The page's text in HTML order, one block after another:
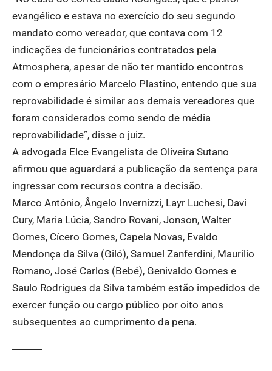
evangélico e estava no exercício do seu segundo
mandato como vereador, que contava com 12
indicações de funcionários contratados pela
Atmosphera, apesar de não ter mantido encontros
com o empresário Marcelo Plastino, entendo que sua
reprovabilidade é similar aos demais vereadores que
foram considerados como sendo de média
reprovabilidade”, disse o juiz.
A advogada Elce Evangelista de Oliveira Sutano
afirmou que aguardará a publicação da sentença para
ingressar com recursos contra a decisão.
Marco Antônio, Ângelo Invernizzi, Layr Luchesi, Davi
Cury, Maria Lúcia, Sandro Rovani, Jonson, Walter
Gomes, Cícero Gomes, Capela Novas, Evaldo
Mendonça da Silva (Giló), Samuel Zanferdini, Maurílio
Romano, José Carlos (Bebé), Genivaldo Gomes e
Saulo Rodrigues da Silva também estão impedidos de
exercer função ou cargo público por oito anos
subsequentes ao cumprimento da pena.